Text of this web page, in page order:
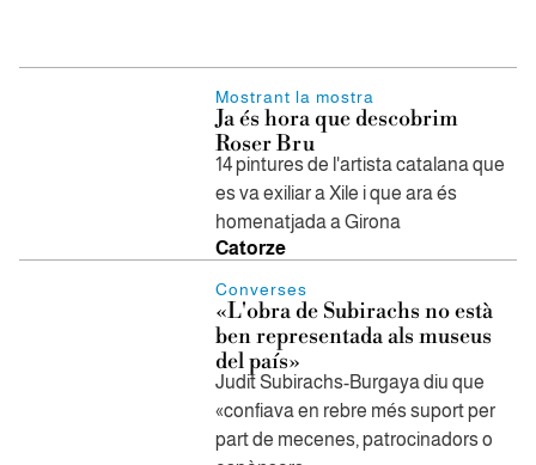
Mostrant la mostra
Ja és hora que descobrim
Roser Bru
14 pintures de l'artista catalana que
es va exiliar a Xile i que ara és
homenatjada a Girona
Catorze
Converses
«L'obra de Subirachs no està
ben representada als museus
del país»
Judit Subirachs-Burgaya diu que
«confiava en rebre més suport per
part de mecenes, patrocinadors o